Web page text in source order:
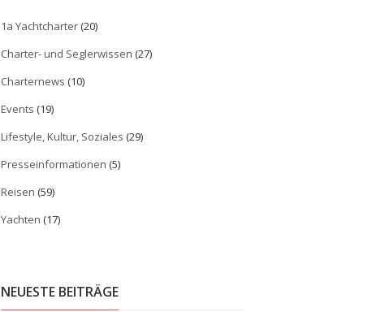
1a Yachtcharter(20)
Charter- und Seglerwissen (27)
Charternews (10)
Events (19)
Lifestyle, Kultur, Soziales (29)
Presseinformationen (5)
Reisen (59)
Yachten (17)
NEUESTE BEITRÄGE